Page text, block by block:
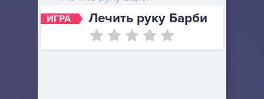
ИГРА Лечить руку Барби